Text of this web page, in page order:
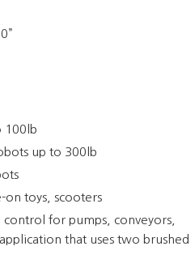
100lb
up to 300lb
on toys, scooters
control for pumps, conveyors,
that uses two brushed